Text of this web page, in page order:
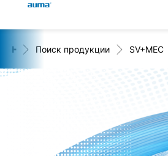
Продукция
Сервисная служба
Global
Азия и Тихий
Поиск
+ Поиск продукции SV+MEC